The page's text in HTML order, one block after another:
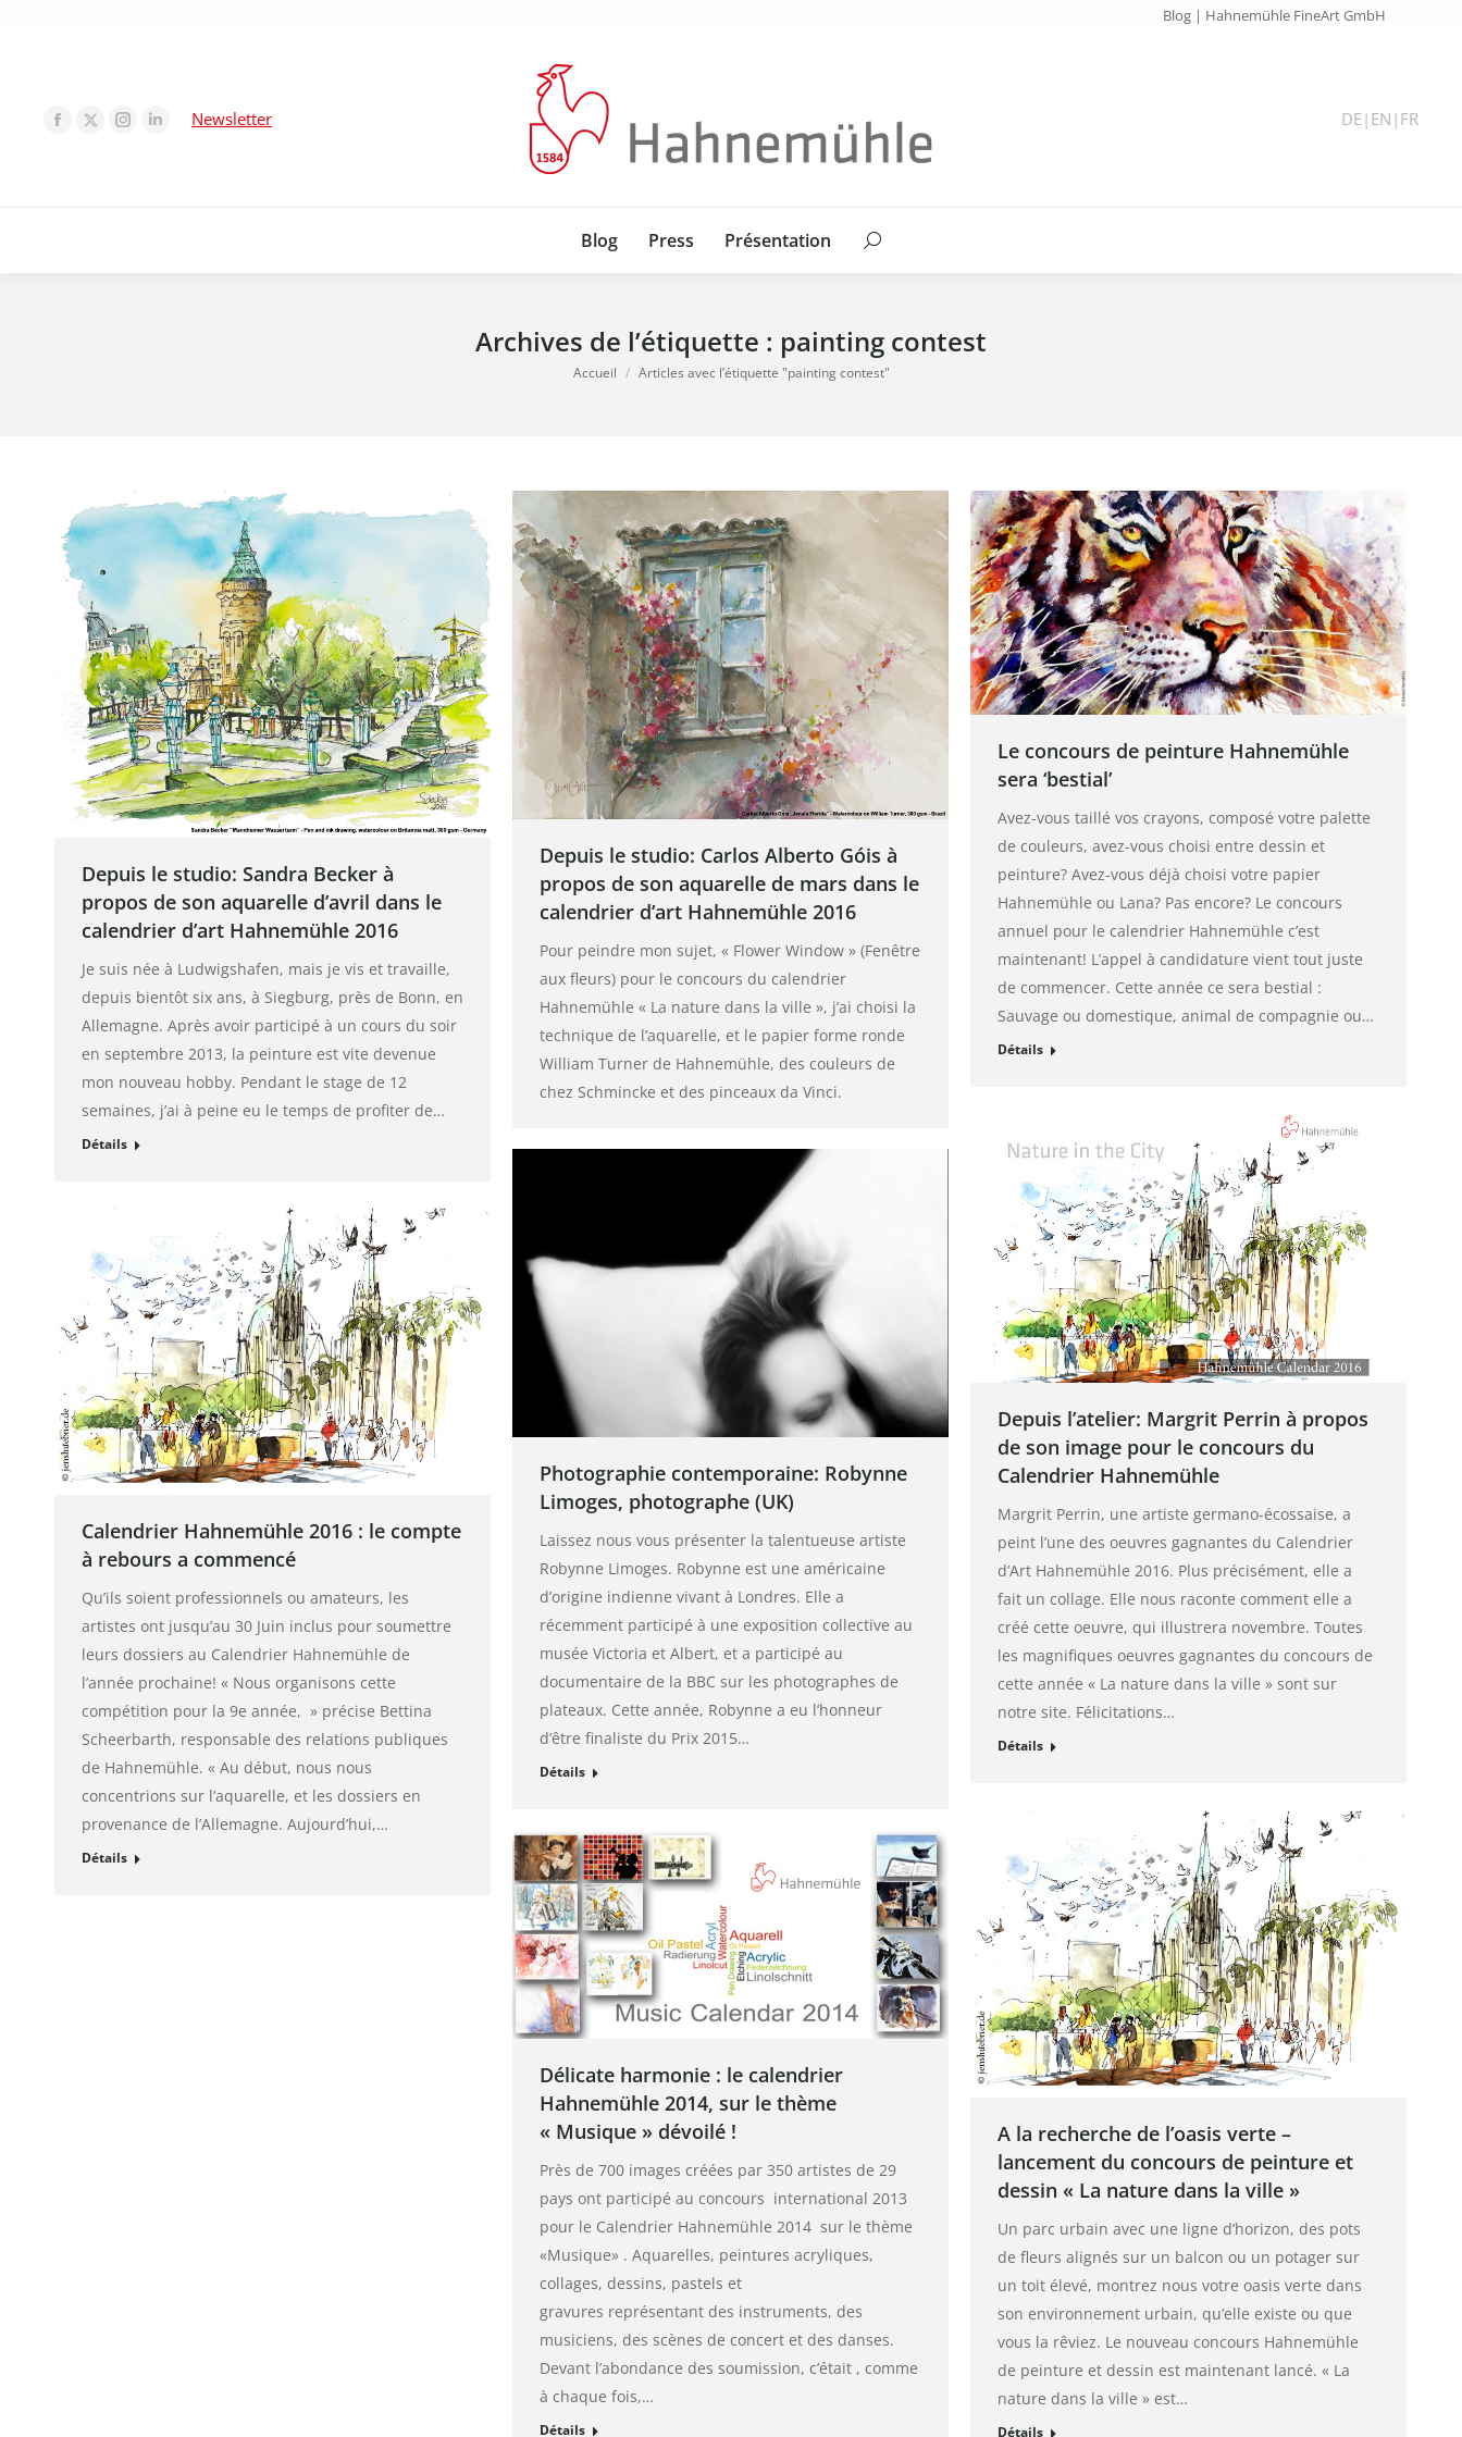
Blog | Hahnemühle FineArt GmbH
Newsletter DE| EN | FR
Blog Press Présentation Search:
Archives de l’étiquette : painting contest
Vous êtes ici :
Accueil Articles avec l’étiquette "painting contest"
Depuis le studio: Sandra Becker à
propos de son aquarelle d’avril dans le
calendrier d’art Hahnemühle 2016
Je suis née à Ludwigshafen, mais je vis et travaille,
depuis bientôt six ans, à Siegburg, près de Bonn, en
Allemagne. Après avoir participé à un cours du soir
en septembre 2013, la peinture est vite devenue
mon nouveau hobby. Pendant le stage de 12
semaines, j’ai à peine eu le temps de profiter de…
Détails
Depuis le studio: Carlos Alberto Góis à
propos de son aquarelle de mars dans le
calendrier d’art Hahnemühle 2016
Pour peindre mon sujet, « Flower Window » (Fenêtre
aux fleurs) pour le concours du calendrier
Hahnemühle « La nature dans la ville », j’ai choisi la
technique de l’aquarelle, et le papier forme ronde
William Turner de Hahnemühle, des couleurs de
chez Schmincke et des pinceaux da Vinci.
Le concours de peinture Hahnemühle
sera ‘bestial’
Avez-vous taillé vos crayons, composé votre palette
de couleurs, avez-vous choisi entre dessin et
peinture? Avez-vous déjà choisi votre papier
Hahnemühle ou Lana? Pas encore? Le concours
annuel pour le calendrier Hahnemühle c’est
maintenant! L’appel à candidature vient tout juste
de commencer. Cette année ce sera bestial :
Sauvage ou domestique, animal de compagnie ou…
Détails
Depuis l’atelier: Margrit Perrin à propos
de son image pour le concours du
Calendrier Hahnemühle
Margrit Perrin, une artiste germano-écossaise, a
peint l’une des oeuvres gagnantes du Calendrier
d’Art Hahnemühle 2016. Plus précisément, elle a
fait un collage. Elle nous raconte comment elle a
créé cette oeuvre, qui illustrera novembre. Toutes
les magnifiques oeuvres gagnantes du concours de
cette année « La nature dans la ville » sont sur
notre site. Félicitations…
Détails
Photographie contemporaine: Robynne
Limoges, photographe (UK)
Laissez nous vous présenter la talentueuse artiste
Robynne Limoges. Robynne est une américaine
d’origine indienne vivant à Londres. Elle a
récemment participé à une exposition collective au
musée Victoria et Albert, et a participé au
documentaire de la BBC sur les photographes de
plateaux. Cette année, Robynne a eu l’honneur
d’être finaliste du Prix 2015…
Détails
Calendrier Hahnemühle 2016 : le compte
à rebours a commencé
Qu’ils soient professionnels ou amateurs, les
artistes ont jusqu’au 30 Juin inclus pour soumettre
leurs dossiers au Calendrier Hahnemühle de
l’année prochaine! « Nous organisons cette
compétition pour la 9e année, » précise Bettina
Scheerbarth, responsable des relations publiques
de Hahnemühle. « Au début, nous nous
concentrions sur l’aquarelle, et les dossiers en
provenance de l’Allemagne. Aujourd’hui,…
Détails
A la recherche de l’oasis verte –
lancement du concours de peinture et
dessin « La nature dans la ville »
Un parc urbain avec une ligne d’horizon, des pots
de fleurs alignés sur un balcon ou un potager sur
un toit élevé, montrez nous votre oasis verte dans
son environnement urbain, qu’elle existe ou que
vous la rêviez. Le nouveau concours Hahnemühle
de peinture et dessin est maintenant lancé. « La
nature dans la ville » est…
Détails
Délicate harmonie : le calendrier
Hahnemühle 2014, sur le thème
« Musique » dévoilé !
Près de 700 images créées par 350 artistes de 29
pays ont participé au concours international 2013
pour le Calendrier Hahnemühle 2014 sur le thème
«Musique» . Aquarelles, peintures acryliques,
collages, dessins, pastels et
gravures représentant des instruments, des
musiciens, des scènes de concert et des danses.
Devant l’abondance des soumission, c’était , comme
à chaque fois,…
Détails